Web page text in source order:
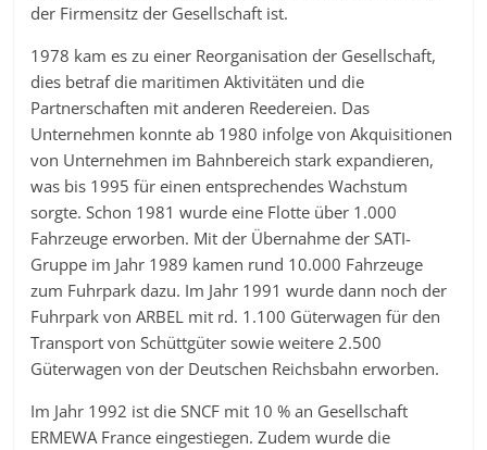
der Firmensitz der Gesellschaft ist.
1978 kam es zu einer Reorganisation der Gesellschaft,
dies betraf die maritimen Aktivitäten und die
Partnerschaften mit anderen Reedereien. Das
Unternehmen konnte ab 1980 infolge von Akquisitionen
von Unternehmen im Bahnbereich stark expandieren,
was bis 1995 für einen entsprechendes Wachstum
sorgte. Schon 1981 wurde eine Flotte über 1.000
Fahrzeuge erworben. Mit der Übernahme der SATI-
Gruppe im Jahr 1989 kamen rund 10.000 Fahrzeuge
zum Fuhrpark dazu. Im Jahr 1991 wurde dann noch der
Fuhrpark von ARBEL mit rd. 1.100 Güterwagen für den
Transport von Schüttgüter sowie weitere 2.500
Güterwagen von der Deutschen Reichsbahn erworben.
Im Jahr 1992 ist die SNCF mit 10 % an Gesellschaft
ERMEWA France eingestiegen. Zudem wurde die